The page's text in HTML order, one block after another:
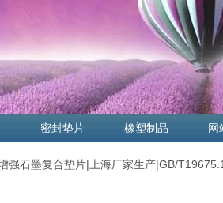
密封垫片 橡塑制品 网
强石墨复合垫片|上海厂家生产|GB/